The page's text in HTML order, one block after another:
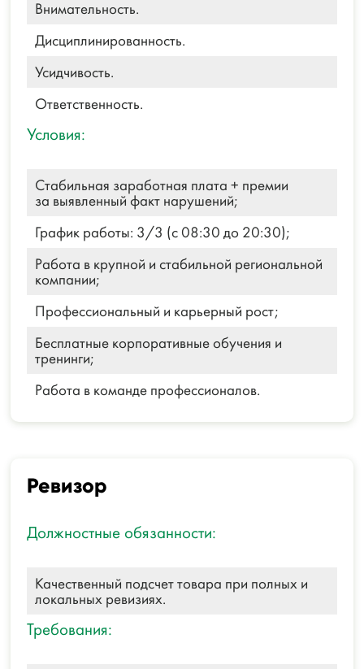
Внимательность.
Дисциплинированность.
Усидчивость.
Ответственность.
Условия:
Стабильная заработная плата + премии
за выявленный факт нарушений;
График работы: 3/3 (с 08:30 до 20:30);
Работа в крупной и стабильной региональной
компании;
Профессиональный и карьерный рост;
Бесплатные корпоративные обучения и
тренинги;
Работа в команде профессионалов.
Ревизор
Должностные обязанности:
Качественный подсчет товара при полных и
локальных ревизиях.
Требования: